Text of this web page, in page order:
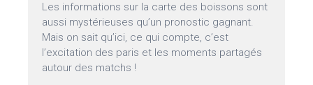
Les informations sur la carte des boissons sont
aussi mystérieuses qu’un pronostic gagnant.
Mais on sait qu’ici, ce qui compte, c’est
l’excitation des paris et les moments partagés
autour des matchs !